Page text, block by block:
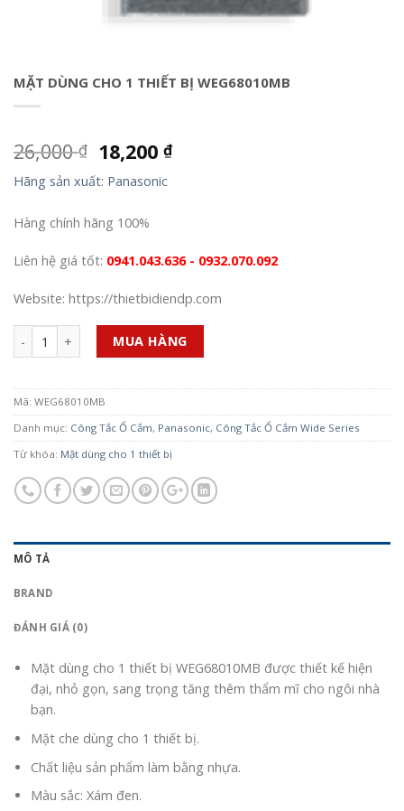
MẶT DÙNG CHO 1 THIẾT BỊ WEG68010MB
26,000₫ 18,200₫
Hãng sản xuất: Panasonic
Hàng chính hãng 100%
Liên hệ giá tốt: 0941.043.636 - 0932.070.092
Website: https://thietbidiendp.com
Số lượng MUA HÀNG
Mã: WEG68010MB
Danh mục: Công Tắc Ổ Cắm, Panasonic, Công Tắc Ổ Cắm Wide Series
Từ khóa: Mặt dùng cho 1 thiết bị
MÔ TẢ
BRAND
ĐÁNH GIÁ (0)
Mặt dùng cho 1 thiết bị WEG68010MB được thiết kế hiện
đại, nhỏ gọn, sang trọng tăng thêm thẩm mĩ cho ngôi nhà
bạn.
Mặt che dùng cho 1 thiết bị.
Chất liệu sản phẩm làm bằng nhựa.
Màu sắc: Xám đen.